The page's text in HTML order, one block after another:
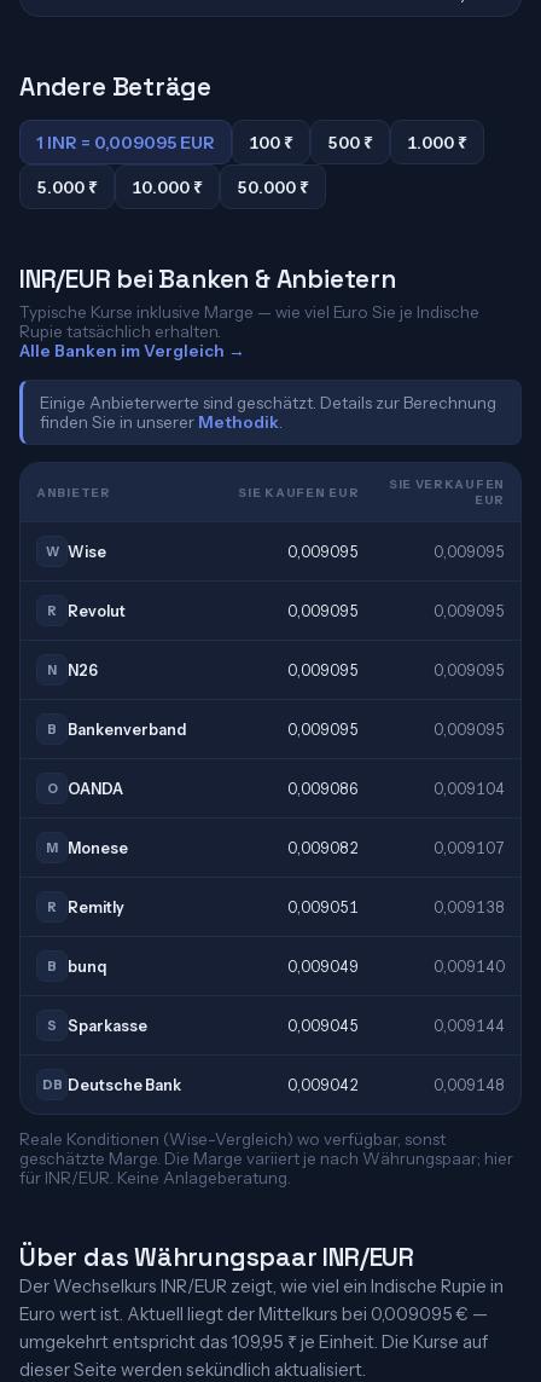
Andere Beträge
1 INR = 0,009095 EUR 100 ₹ 500 ₹ 1.000 ₹
5.000 ₹ 10.000 ₹ 50.000 ₹
INR/EUR bei Banken & Anbietern
Typische Kurse inklusive Marge — wie viel Euro Sie je Indische
Rupie tatsächlich erhalten.
Alle Banken im Vergleich →
Einige Anbieterwerte sind geschätzt. Details zur Berechnung
finden Sie in unserer Methodik
ANBIETER SIE KAUFEN EUR
SIE VERKAUFEN
EUR
W Wise 0,009095 0,009095
R Revolut 0,009095 0,009095
N N26 0,009095 0,009095
B Bankenverband 0,009095 0,009095
O OANDA 0,009086 0,009104
M Monese 0,009082 0,009107
R Remitly 0,009051 0,009138
B bunq 0,009049 0,009140
S Sparkasse 0,009045 0,009144
DB Deutsche Bank 0,009042 0,009148
Reale Konditionen (Wise-Vergleich) wo verfügbar, sonst
geschätzte Marge. Die Marge variiert je nach Währungspaar; hier
für INR/EUR. Keine Anlageberatung.
Über das Währungspaar INR/EUR
Der Wechselkurs INR/EUR zeigt, wie viel ein Indische Rupie in
Euro wert ist. Aktuell liegt der Mittelkurs bei 0,009095 € —
umgekehrt entspricht das 109,95 ₹ je Einheit. Die Kurse auf
dieser Seite werden sekündlich aktualisiert.